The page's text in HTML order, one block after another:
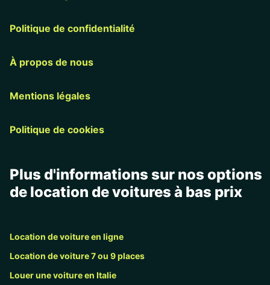
Politique de confidentialité
À propos de nous
Mentions légales
Politique de cookies
Plus d'informations sur nos options
de location de voitures à bas prix
Location de voiture en ligne
Location de voiture 7 ou 9 places
Louer une voiture en Italie